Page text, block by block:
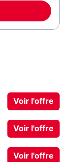
Voir l'offre
Voir l'offre
Voir l'offre